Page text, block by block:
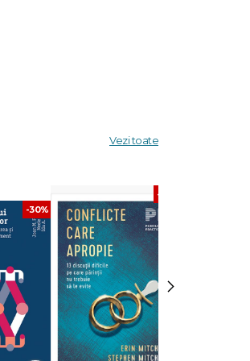
Vezi toate
-30%
-30%
›